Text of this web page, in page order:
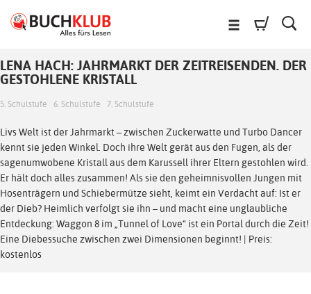
LENA HACH: JAHRMARKT DER ZEITREISENDEN. DER
GESTOHLENE KRISTALL
5. Schulstufe 6. Schulstufe 7. Schulstufe
Livs Welt ist der Jahrmarkt – zwischen Zuckerwatte und Turbo Dancer
kennt sie jeden Winkel. Doch ihre Welt gerät aus den Fugen, als der
sagenumwobene Kristall aus dem Karussell ihrer Eltern gestohlen wird.
Er hält doch alles zusammen! Als sie den geheimnisvollen Jungen mit
Hosenträgern und Schiebermütze sieht, keimt ein Verdacht auf: Ist er
der Dieb? Heimlich verfolgt sie ihn – und macht eine unglaubliche
Entdeckung: Waggon 8 im „Tunnel of Love“ ist ein Portal durch die Zeit!
Eine Diebessuche zwischen zwei Dimensionen beginnt! | Preis:
kostenlos